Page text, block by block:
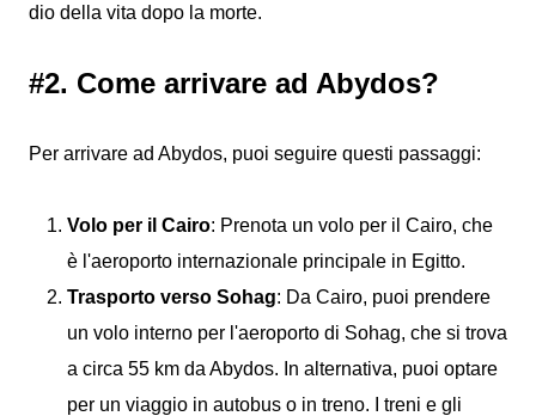
dio della vita dopo la morte.
#2. Come arrivare ad Abydos?
Per arrivare ad Abydos, puoi seguire questi passaggi:
Volo per il Cairo: Prenota un volo per il Cairo, che
è l'aeroporto internazionale principale in Egitto.
Trasporto verso Sohag: Da Cairo, puoi prendere
un volo interno per l'aeroporto di Sohag, che si trova
a circa 55 km da Abydos. In alternativa, puoi optare
per un viaggio in autobus o in treno. I treni e gli